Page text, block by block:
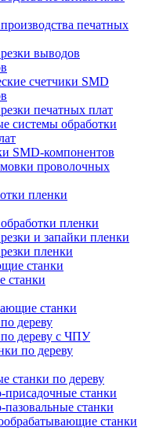
печатных
выводов
счетчики SMD
печатных плат
системы обработки
SMD-компонентов
проволочных
пленки
пленки
и запайки пленки
пленки
станки
станки
станки
дереву
дереву с ЧПУ
по дереву
станки по дереву
присадочные станки
станки
станки